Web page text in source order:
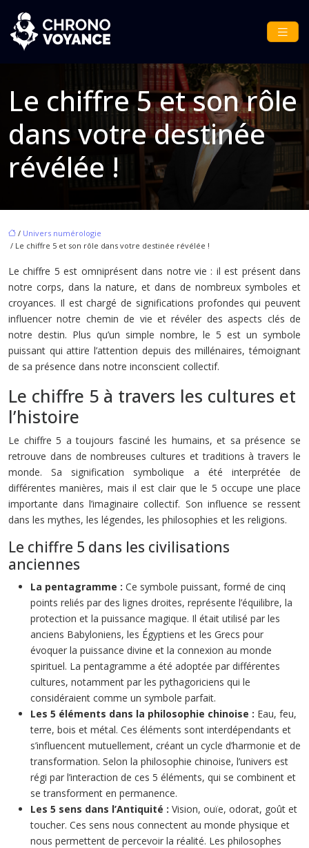
Le chiffre 5 et son rôle
dans votre destinée
révélée !
/ Univers numérologie
/ Le chiffre 5 et son rôle dans votre destinée révélée !
Le chiffre 5 est omniprésent dans notre vie : il est présent dans
notre corps, dans la nature, et dans de nombreux symboles et
croyances. Il est chargé de significations profondes qui peuvent
influencer notre chemin de vie et révéler des aspects clés de
notre destin. Plus qu’un simple nombre, le 5 est un symbole
puissant qui attire l’attention depuis des millénaires, témoignant
de sa présence dans notre inconscient collectif.
Le chiffre 5 à travers les cultures et
l’histoire
Le chiffre 5 a toujours fasciné les humains, et sa présence se
retrouve dans de nombreuses cultures et traditions à travers le
monde. Sa signification symbolique a été interprétée de
différentes manières, mais il est clair que le 5 occupe une place
importante dans l’imaginaire collectif. Son influence se ressent
dans les mythes, les légendes, les philosophies et les religions.
Le chiffre 5 dans les civilisations
anciennes
La pentagramme : Ce symbole puissant, formé de cinq
points reliés par des lignes droites, représente l’équilibre, la
protection et la puissance magique. Il était utilisé par les
anciens Babyloniens, les Égyptiens et les Grecs pour
évoquer la puissance divine et la connexion au monde
spirituel. La pentagramme a été adoptée par différentes
cultures, notamment par les pythagoriciens qui le
considéraient comme un symbole parfait.
Les 5 éléments dans la philosophie chinoise : Eau, feu,
terre, bois et métal. Ces éléments sont interdépendants et
s’influencent mutuellement, créant un cycle d’harmonie et de
transformation. Selon la philosophie chinoise, l’univers est
régi par l’interaction de ces 5 éléments, qui se combinent et
se transforment en permanence.
Les 5 sens dans l’Antiquité : Vision, ouïe, odorat, goût et
toucher. Ces sens nous connectent au monde physique et
nous permettent de percevoir la réalité. Les philosophes